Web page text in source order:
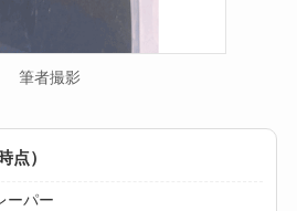
筆者撮影
点）
ーパー